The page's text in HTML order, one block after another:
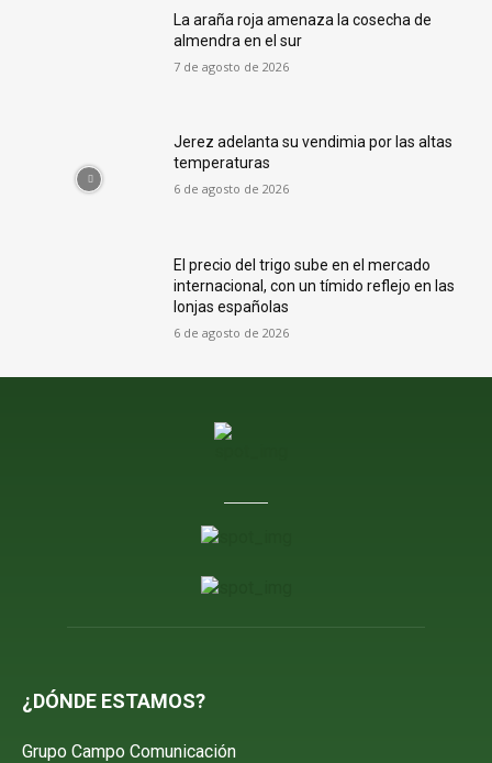
La araña roja amenaza la cosecha de
almendra en el sur
7 de agosto de 2026
Jerez adelanta su vendimia por las altas
temperaturas
6 de agosto de 2026
El precio del trigo sube en el mercado
internacional, con un tímido reflejo en las
lonjas españolas
6 de agosto de 2026
¿DÓNDE ESTAMOS?
Grupo Campo Comunicación